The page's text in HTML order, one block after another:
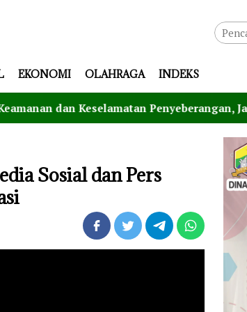
EKONOMI OLAHRAGA INDEKS
Penyeberangan, Jasa Raharja Banten
Sosial dan Pers